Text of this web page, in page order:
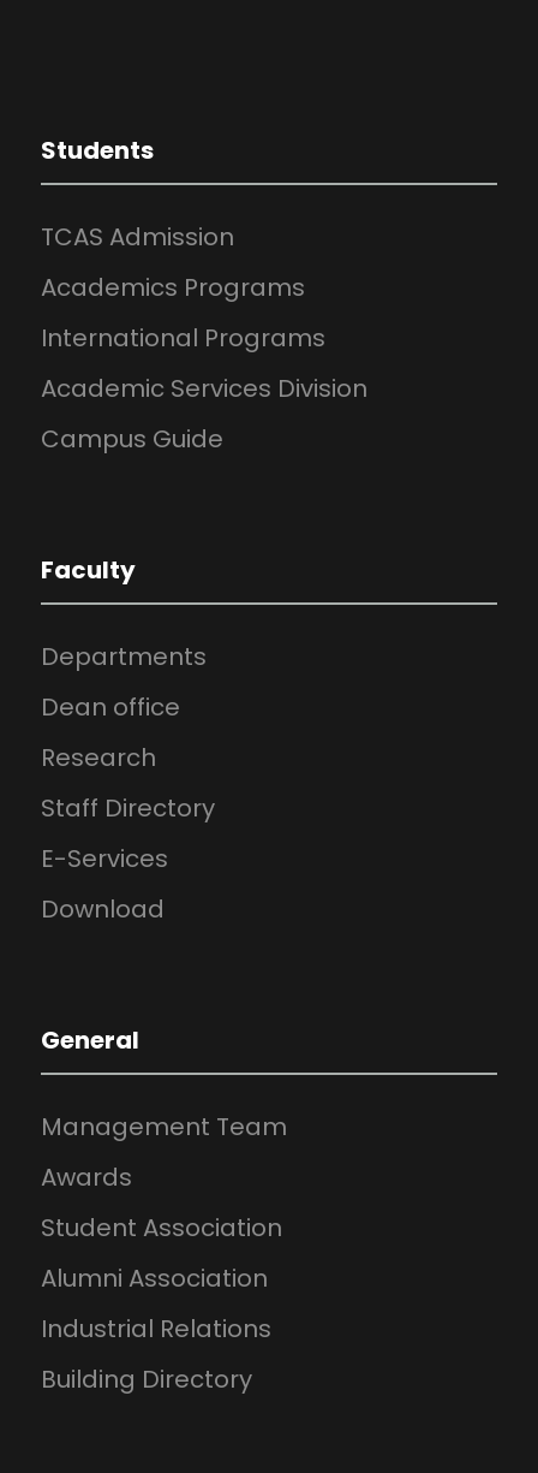
Students
TCAS Admission
Academics Programs
International Programs
Academic Services Division
Campus Guide
Faculty
Departments
Dean office
Research
Staff Directory
E-Services
Download
General
Management Team
Awards
Student Association
Alumni Association
Industrial Relations
Building Directory